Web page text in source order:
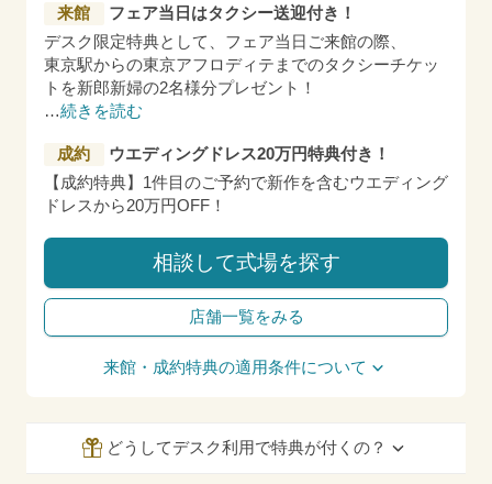
来館
フェア当日はタクシー送迎付き！
デスク限定特典として、フェア当日ご来館の際、
東京駅からの東京アフロディテまでのタクシーチケッ
トを新郎新婦の2名様分プレゼント！
…続きを読む
成約
ウエディングドレス20万円特典付き！
【成約特典】1件目のご予約で新作を含むウエディング
ドレスから20万円OFF！
相談して式場を探す
店舗一覧をみる
来館・成約特典の適用条件について
どうしてデスク利用で特典が付くの？